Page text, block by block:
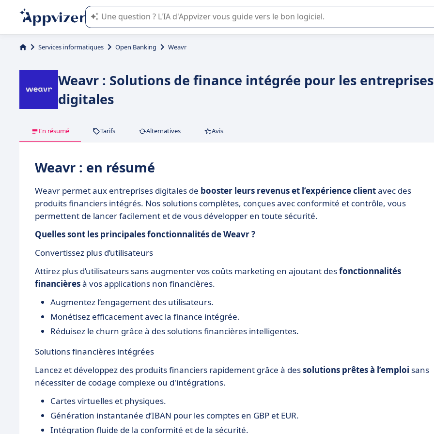
L'IA de Appvizer vous guide dans l'utilisation ou la sélection de logiciel SaaS en entreprise.
Services informatiques Open Banking Weavr
Weavr : Solutions de finance intégrée pour les entreprises
digitales
En résumé Tarifs Alternatives Avis
Weavr : en résumé
Weavr permet aux entreprises digitales de booster leurs revenus et l’expérience clientavec des
produits financiers intégrés. Nos solutions complètes, conçues avec conformité et contrôle, vous
permettent de lancer facilement et de vous développer en toute sécurité.
Quelles sont les principales fonctionnalités de Weavr ?
Convertissez plus d’utilisateurs
Attirez plus d’utilisateurs sans augmenter vos coûts marketing en ajoutant desfonctionnalités
financièresà vos applications non financières.
Augmentez l’engagement des utilisateurs.
Monétisez efficacement avec la finance intégrée.
Réduisez le churn grâce à des solutions financières intelligentes.
Solutions financières intégrées
Lancez et développez des produits financiers rapidement grâce à dessolutions prêtes à l’emploi sans
nécessiter de codage complexe ou d'intégrations.
Cartes virtuelles et physiques.
Génération instantanée d’IBAN pour les comptes en GBP et EUR.
Intégration fluide de la conformité et de la sécurité.